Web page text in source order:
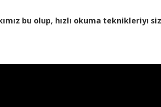
bu olup, hızlı okuma teknikleriyı